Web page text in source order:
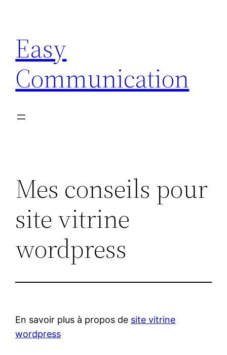
contenu
Easy
Communication
Mes conseils pour
site vitrine
wordpress
En savoir plus à propos de site vitrine
wordpress